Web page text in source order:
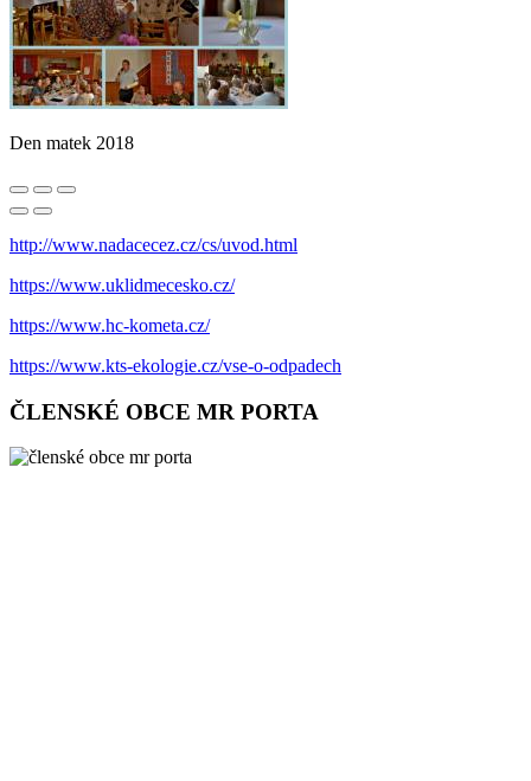
Den matek 2018
http://www.nadacecez.cz/cs/uvod.html
https://www.uklidmecesko.cz/
https://www.hc-kometa.cz/
https://www.kts-ekologie.cz/vse-o-odpadech
ČLENSKÉ OBCE MR PORTA